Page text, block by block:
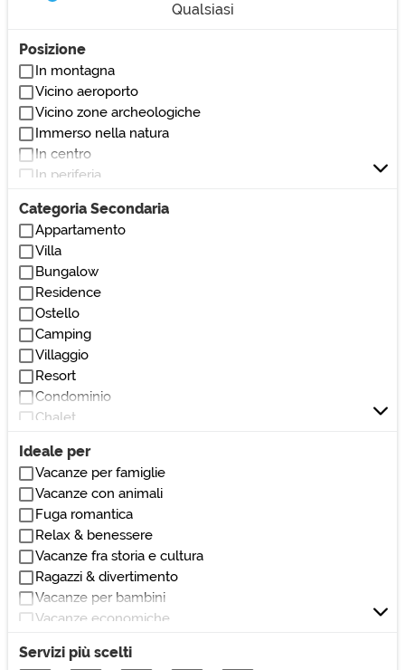
Qualsiasi
Posizione
In montagna
Vicino aeroporto
Vicino zone archeologiche
Immerso nella natura
In centro
In periferia
Vicino al lago
Vicino stazione
Vicino parchi/giardini
Vicino bar/ristoranti
Vicino club/discoteche
Vicino stadio
Vicino ospedali/cliniche
Vicino monumenti/zone di interesse
Vicino università
Vicino centri commerciali
Vicino autostrada
Vicino teatri/cinema
Categoria Secondaria
Appartamento
Villa
Bungalow
Residence
Ostello
Camping
Villaggio
Resort
Condominio
Chalet
Loft
Villetta a schiera
Dormitorio
Affittacamere
Locanda
Pensione
Dimora storica
Masseria
Casale
Rustico
Ideale per
Vacanze per famiglie
Vacanze con animali
Fuga romantica
Relax & benessere
Vacanze fra storia e cultura
Ragazzi & divertimento
Vacanze per bambini
Vacanze economiche
Soggiorni di lavoro
Servizi più scelti